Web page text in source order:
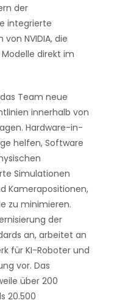
der
integrierte
NVIDIA, die
direkt im
Team neue
innerhalb von
Hardware-in-
helfen, Software
Simulationen
Kamerapositionen,
zu minimieren.
der
an, arbeitet an
für KI-Roboter und
vor. Das
über 200
20.500